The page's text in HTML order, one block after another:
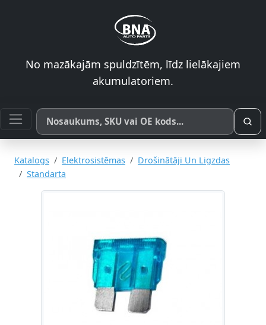
No mazākajām spuldzītēm, līdz lielākajiem
akumulatoriem.
Meklēt pēc produkta nosaukuma, SKU vai OE koda
Katalogs Elektrosistēmas
Drošinātāji Un Ligzdas
Standarta